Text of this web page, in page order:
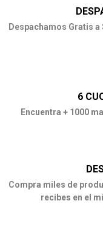
Despachamos Gratis
6
Encuentra + 1000
Compra miles de
recibes en el